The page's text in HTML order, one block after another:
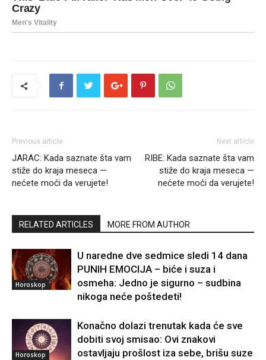
Previous article
JARAC: Kada saznate šta vam
stiže do kraja meseca —
nećete moći da verujete!
Next article
RIBE: Kada saznate šta vam
stiže do kraja meseca —
nećete moći da verujete!
RELATED ARTICLES MORE FROM AUTHOR
Horoskop
U naredne dve sedmice sledi 14 dana
PUNIH EMOCIJA – biće i suza i
osmeha: Jedno je sigurno – sudbina
nikoga neće poštedeti!
Horoskop
Konačno dolazi trenutak kada će sve
dobiti svoj smisao: Ovi znakovi
ostavljaju prošlost iza sebe, brišu suze